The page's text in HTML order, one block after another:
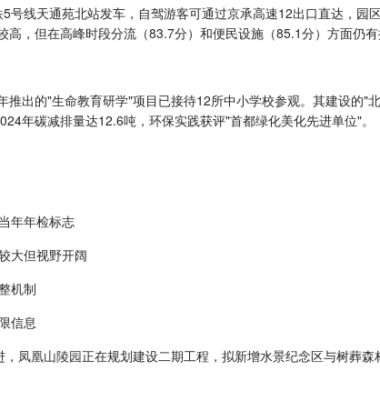
号线天通苑北站发车，自驾游客可通过京承高速12出口直达，
高，但在高峰时段分流（83.7分）和便民设施（85.1分）方面仍有
推出的"生命教育研学"项目已接待12所中小学校参观。其建设的
年碳减排量达12.6吨，环保实践获评"首都绿化美化先进单位"。
年年检标志
大但视野开阔
机制
信息
凤凰山陵园正在规划建设二期工程，拟新增水景纪念区与树葬